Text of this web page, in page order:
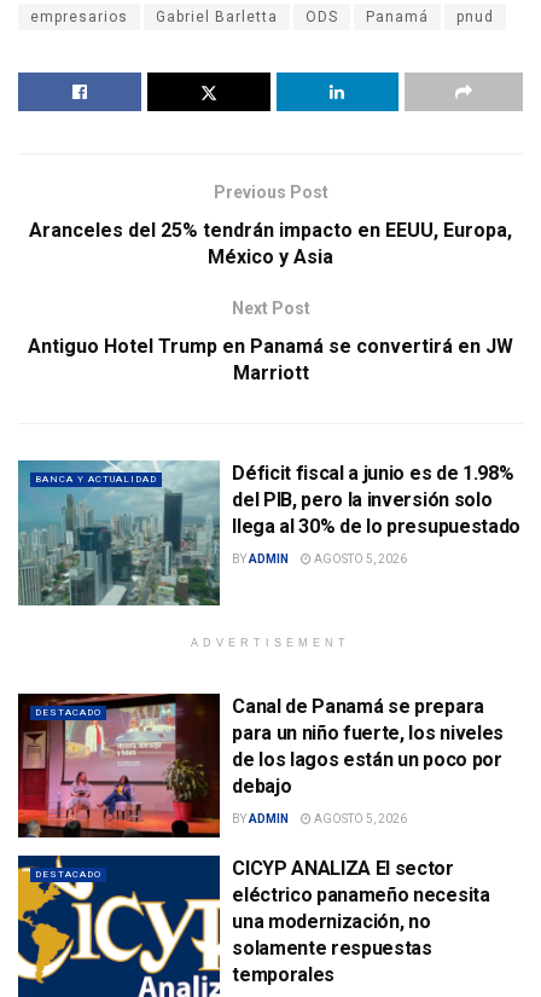
empresarios Gabriel Barletta ODS Panamá pnud
Previous Post
Aranceles del 25% tendrán impacto en EEUU, Europa,
México y Asia
Next Post
Antiguo Hotel Trump en Panamá se convertirá en JW
Marriott
BANCA Y ACTUALIDAD
Déficit fiscal a junio es de 1.98%
del PIB, pero la inversión solo
llega al 30% de lo presupuestado
BYADMIN AGOSTO 5, 2026
ADVERTISEMENT
DESTACADO
Canal de Panamá se prepara
para un niño fuerte, los niveles
de los lagos están un poco por
debajo
BYADMIN AGOSTO 5, 2026
DESTACADO
CICYP ANALIZA El sector
eléctrico panameño necesita
una modernización, no
solamente respuestas
temporales